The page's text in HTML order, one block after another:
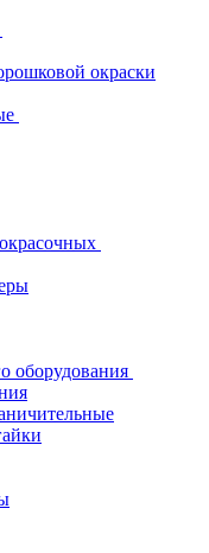
окраски
оборудования